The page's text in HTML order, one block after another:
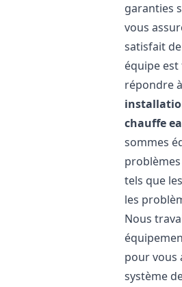
garanties
vous
satisfait
équipe
répondre
chauffe
sommes
tels que
les
Nous
pour vous
système